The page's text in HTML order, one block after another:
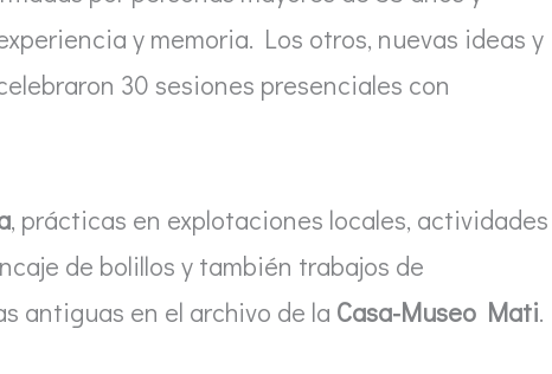
y memoria. Los otros, nuevas ideas y
30 sesiones presenciales con
, prácticas en explotaciones locales, actividades
de bolillos y también trabajos de
antiguas en el archivo de la Casa-Museo Mati.